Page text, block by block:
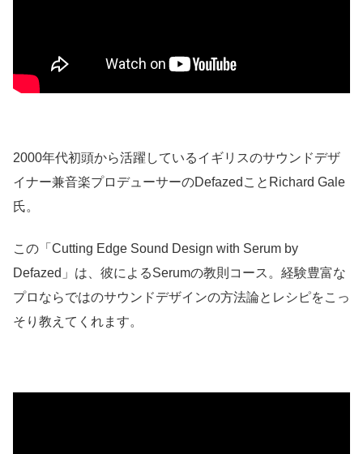
2000年代初頭から活躍しているイギリスのサウンドデザ
イナー兼音楽プロデューサーのDefazedことRichard Gale
氏。
この「Cutting Edge Sound Design with Serum by
Defazed」は、彼によるSerumの教則コース。経験豊富な
プロならではのサウンドデザインの方法論とレシピをこっ
そり教えてくれます。